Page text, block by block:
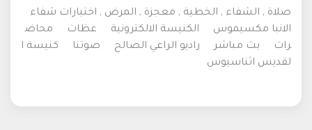
صلاة , الشفاء , الخطية , معجزة , المرض , اختبارات شفاء
الانبا مكسيموس
الكنيسة الالكترونية عظات
محاض
رات
بث مباشر راديو الراعي الصالح صوتنا
كنيسة ا
لقديس اثناسيوس